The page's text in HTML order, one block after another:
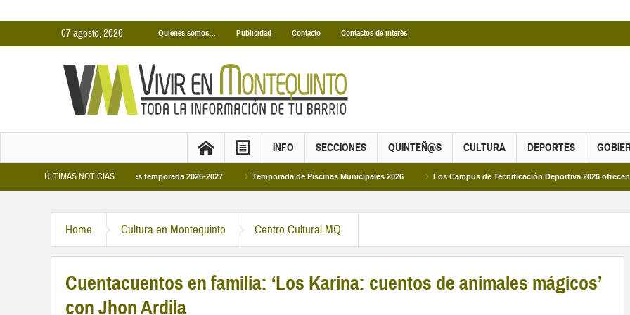
07 agosto, 2026 Quienes somos… Publicidad Contacto Contactos de interés
INFO SECCIONES QUINTEÑ@S CULTURA DEPORTES
ÚLTIMAS NOTICIAS
Cubiertas Municipales temporada 2026-2027 Temporada de Piscinas Municipales 2026 Los Campus de Tecnificación Deportiva 2026 ofrecen cuatro
Home Cultura en Montequinto Centro Cultural MQ.
Cuentacuentos en familia: ‘Los Karina: cuentos de animales mágicos’
con Jhon Ardila